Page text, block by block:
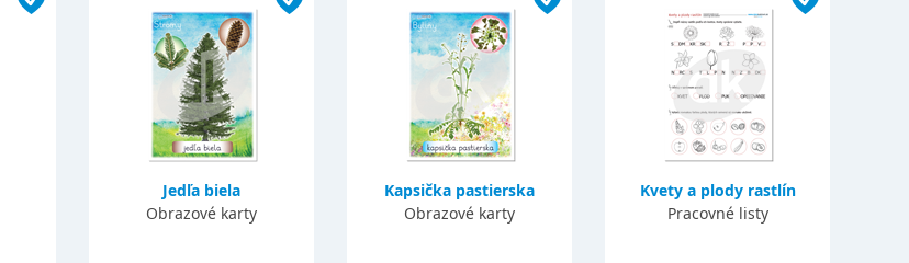
Jedľa biela
Obrazové karty
Kapsička pastierska
Obrazové karty
Kvety a plody rastlín
Pracovné listy